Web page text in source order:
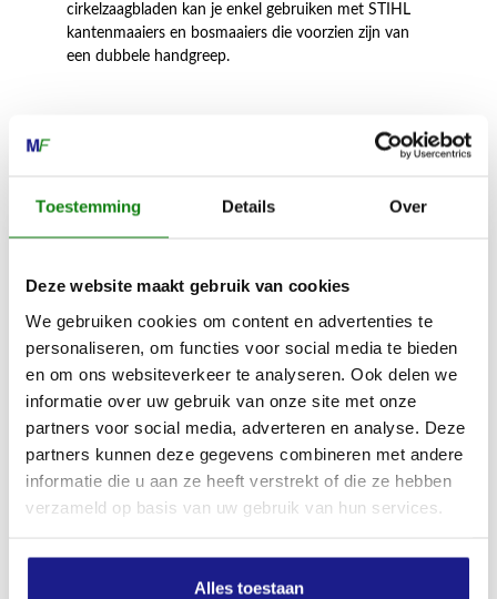
Toestemming Details Over
Deze website maakt gebruik van cookies
We gebruiken cookies om content en advertenties te
personaliseren, om functies voor social media te bieden
en om ons websiteverkeer te analyseren. Ook delen we
informatie over uw gebruik van onze site met onze
partners voor social media, adverteren en analyse. Deze
partners kunnen deze gegevens combineren met andere
informatie die u aan ze heeft verstrekt of die ze hebben
verzameld op basis van uw gebruik van hun services.
Alles toestaan
cirkelzaagbladen kan je enkel gebruiken met STIHL
kantenmaaiers en bosmaaiers die voorzien zijn van
een dubbele handgreep.
MECHANISATIE FRANEKER
Kiehoek 26
8801 RD Franeker
0517-396800
info@mechanisatiefraneker.nl
Bij storing:06-83139573